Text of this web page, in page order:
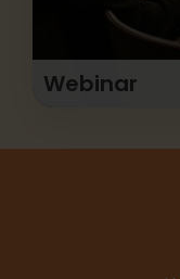
Webinar